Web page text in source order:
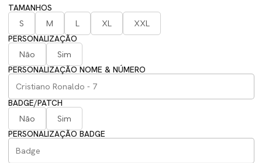
TAMANHOS
S
M L XL
XXL
PERSONALIZAÇÃO
Não
Sim
PERSONALIZAÇÃO NOME & NÚMERO
BADGE/PATCH
Não
Sim
PERSONALIZAÇÃO BADGE